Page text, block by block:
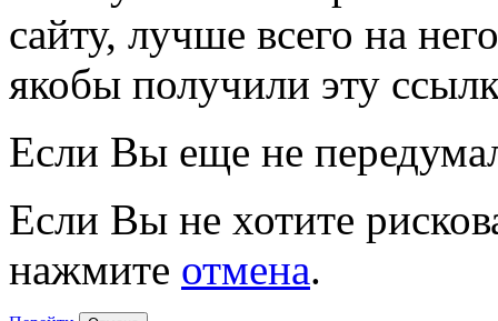
сайту, лучше всего на
якобы получили эту
Если Вы еще не
Если Вы не хотите
нажмите отмена.